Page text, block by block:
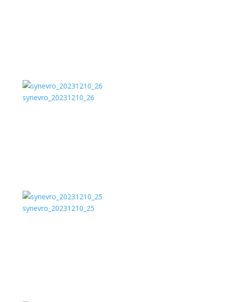
synevro_20231210_26
synevro_20231210_25